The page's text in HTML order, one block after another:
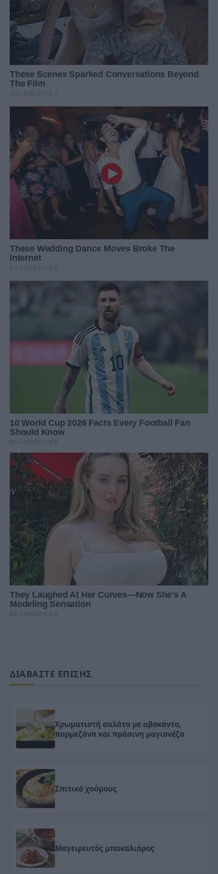
ΔΙΑΒΑΣΤΕ ΕΠΙΣΗΣ
Χρωματιστή σαλάτα με αβοκάντο,
παρμεζάνα και πράσινη μαγιονέζα
Σπιτικό χούμους
Μαγειρευτός μπακαλιάρος